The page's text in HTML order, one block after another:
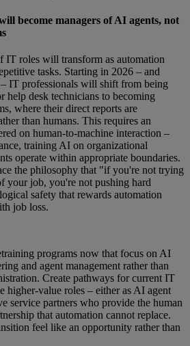
become managers of AI agents, not
IT roles will transform as automation
tasks. Starting in 2026 – and
IT professionals will shift from being
help desk technicians to becoming
where their direct reports are
than humans. This requires an
on human-to-machine interaction –
training AI on organizational
operate within appropriate boundaries.
the philosophy that "if you're not trying
your job, you're not pushing hard
safety that rewards automation
job loss.
programs now that focus on AI
and agent management rather than
Create pathways for current IT
higher-value roles – either as AI agent
service partners who provide the human
that automation cannot replace.
feel like an opportunity rather than